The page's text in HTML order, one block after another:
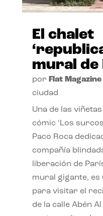
El chalet
mural de
por Flat Magazine|
ciudad
Una de las
cómic ‘Los
Paco Roca
compañía
liberación de
mural gigante, es
para visitar el
de la calle Abén